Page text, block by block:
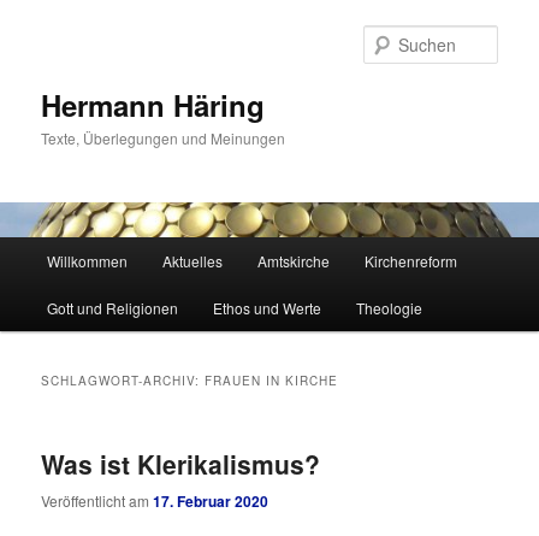
Hermann Häring
Texte, Überlegungen und Meinungen
Willkommen Aktuelles Amtskirche Kirchenreform
Gott und Religionen Ethos und Werte Theologie
SCHLAGWORT-ARCHIV: FRAUEN IN KIRCHE
Was ist Klerikalismus?
Veröffentlicht am17. Februar 2020